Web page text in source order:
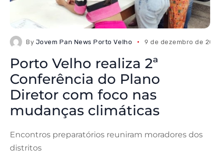
By Jovem Pan News Porto Velho 9 de dezembro de
Porto Velho realiza 2ª
Conferência do Plano
Diretor com foco nas
mudanças climáticas
Encontros preparatórios reuniram moradores dos
distritos